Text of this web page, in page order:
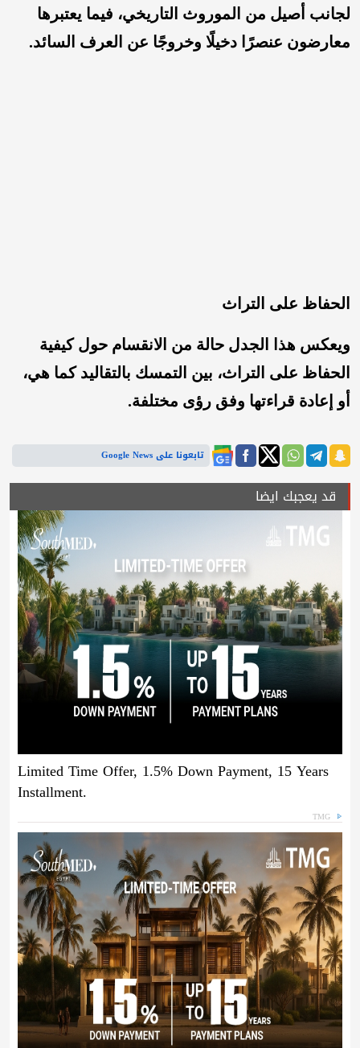
لجانب أصيل من الموروث التاريخي، فيما يعتبرها
معارضون عنصرًا دخيلًا وخروجًا عن العرف السائد.
الحفاظ على التراث
ويعكس هذا الجدل حالة من الانقسام حول كيفية
الحفاظ على التراث، بين التمسك بالتقاليد كما هي،
أو إعادة قراءتها وفق رؤى مختلفة.
تابعونا على Google News
قد يعجبك ايضا
Limited Time Offer, 1.5% Down Payment, 15 Years
Installment.
TMG